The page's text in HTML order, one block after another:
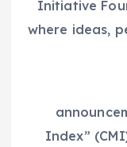
Initiative
where ideas,
Index”